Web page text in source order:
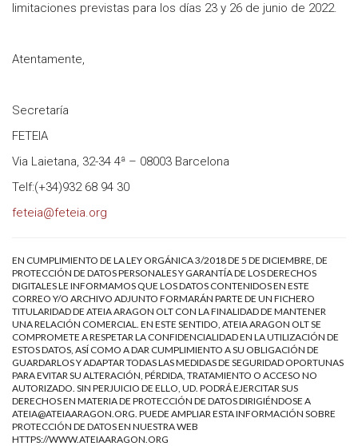
limitaciones previstas para los días 23 y 26 de junio de 2022.
Atentamente,
Secretaría
FETEIA
Via Laietana, 32-34 4ª – 08003 Barcelona
Telf:(+34)932 68 94 30
feteia@feteia.org
EN CUMPLIMIENTO DE LA LEY ORGÁNICA 3/2018 DE 5 DE DICIEMBRE, DE
PROTECCIÓN DE DATOS PERSONALES Y GARANTÍA DE LOS DERECHOS
DIGITALES LE INFORMAMOS QUE LOS DATOS CONTENIDOS EN ESTE
CORREO Y/O ARCHIVO ADJUNTO FORMARÁN PARTE DE UN FICHERO
TITULARIDAD DE ATEIA ARAGON OLT CON LA FINALIDAD DE MANTENER
UNA RELACIÓN COMERCIAL. EN ESTE SENTIDO, ATEIA ARAGON OLT SE
COMPROMETE A RESPETAR LA CONFIDENCIALIDAD EN LA UTILIZACIÓN DE
ESTOS DATOS, ASÍ COMO A DAR CUMPLIMIENTO A SU OBLIGACIÓN DE
GUARDARLOS Y ADAPTAR TODAS LAS MEDIDAS DE SEGURIDAD OPORTUNAS
PARA EVITAR SU ALTERACIÓN, PÉRDIDA, TRATAMIENTO O ACCESO NO
AUTORIZADO. SIN PERJUICIO DE ELLO, UD. PODRÁ EJERCITAR SUS
DERECHOS EN MATERIA DE PROTECCIÓN DE DATOS DIRIGIÉNDOSE A
ATEIA@ATEIAARAGON.ORG. PUEDE AMPLIAR ESTA INFORMACIÓN SOBRE
PROTECCIÓN DE DATOS EN NUESTRA WEB
HTTPS://WWW.ATEIAARAGON.ORG